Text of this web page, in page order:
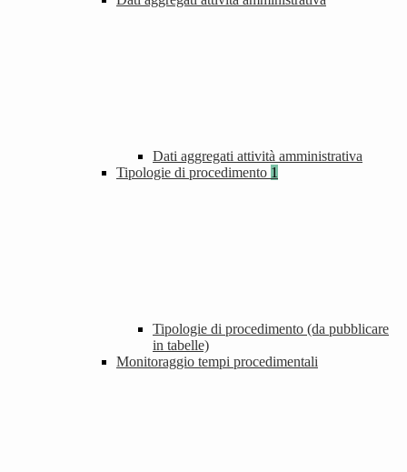
Dati aggregati attività amministrativa
Tipologie di procedimento 1
Tipologie di procedimento (da pubblicare
in tabelle)
Monitoraggio tempi procedimentali